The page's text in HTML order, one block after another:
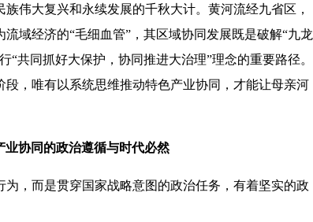
伟大复兴和永续发展的千秋大计。黄河流经九省区，
域经济的“毛细血管”，其区域协同发展既是破解“九龙
共同抓好大保护，协同推进大治理”理念的重要路径。
，唯有以系统思维推动特色产业协同，才能让母亲河
业协同的政治遵循与时代必然
，而是贯穿国家战略意图的政治任务，有着坚实的政